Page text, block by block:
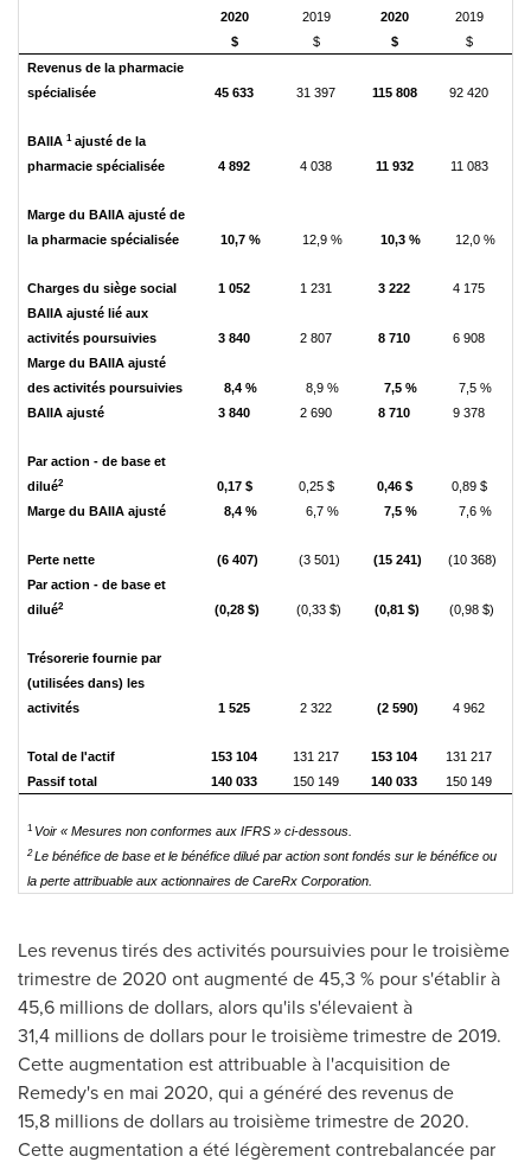
2020
2019 2020
2019
$
$ $
$
Revenus de la pharmacie
spécialisée
45 633 31 397 115 808 92 420
BAIIA 1ajusté de la
pharmacie spécialisée
4 892 4 038 11 932 11 083
Marge du BAIIA ajusté de
la pharmacie spécialisée
10,7 % 12,9 % 10,3 % 12,0 %
Charges du siège social 1 052 1 231 3 222
4 175
BAIIA ajusté lié aux
activités poursuivies
3 840 2 807 8 710
6 908
Marge du BAIIA ajusté
des activités poursuivies
8,4 % 8,9 % 7,5 %
7,5 %
BAIIA ajusté
3 840 2 690 8 710 9 378
Par action - de base et
dilué2 0,17 $ 0,25 $ 0,46 $
0,89 $
Marge du BAIIA ajusté
8,4 % 6,7 % 7,5 % 7,6 %
Perte nette (6 407) (3 501) (15 241)
(10 368)
Par action - de base et
dilué2 (0,28 $) (0,33 $) (0,81 $) (0,98 $)
Trésorerie fournie par
(utilisées dans) les
activités
1 525 2 322 (2 590) 4 962
Total de l'actif 153 104 131 217 153 104
131 217
Passif total
140 033 150 149 140 033 150 149
1 Voir « Mesures non conformes aux IFRS » ci-dessous.
2Le bénéfice de base et le bénéfice dilué par action sont fondés sur le bénéfice ou
la perte attribuable aux actionnaires de CareRx Corporation.
Les revenus tirés des activités poursuivies pour le troisième
trimestre de 2020 ont augmenté de 45,3 % pour s'établir à
45,6 millions de dollars, alors qu'ils s'élevaient à
31,4 millions de dollars pour le troisième trimestre de 2019.
Cette augmentation est attribuable à l'acquisition de
Remedy's en mai 2020, qui a généré des revenus de
15,8 millions de dollars au troisième trimestre de 2020.
Cette augmentation a été légèrement contrebalancée par